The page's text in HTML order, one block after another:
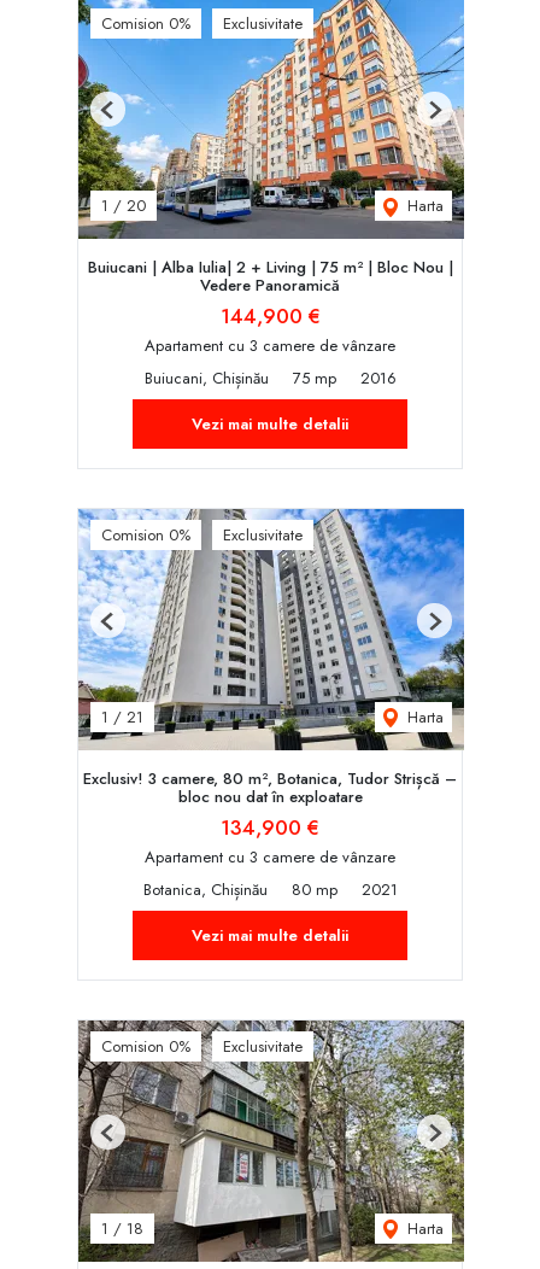
Comision 0% Exclusivitate
1 / 20 Harta
Previous Next
Buiucani | Alba Iulia| 2 + Living | 75 m² | Bloc Nou |
Vedere Panoramică
144,900 €
Apartament cu 3 camere de vânzare
Buiucani, Chișinău
75 mp
2016
Vezi mai multe detalii
Comision 0% Exclusivitate
1 / 21 Harta
Previous Next
Exclusiv! 3 camere, 80 m², Botanica, Tudor Strișcă –
bloc nou dat în exploatare
134,900 €
Apartament cu 3 camere de vânzare
Botanica, Chișinău
80 mp
2021
Vezi mai multe detalii
Comision 0% Exclusivitate
1 / 18 Harta
Previous Next